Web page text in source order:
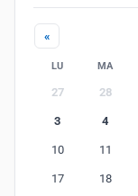
«
LU MA
27 28
3 4
10 11
17 18